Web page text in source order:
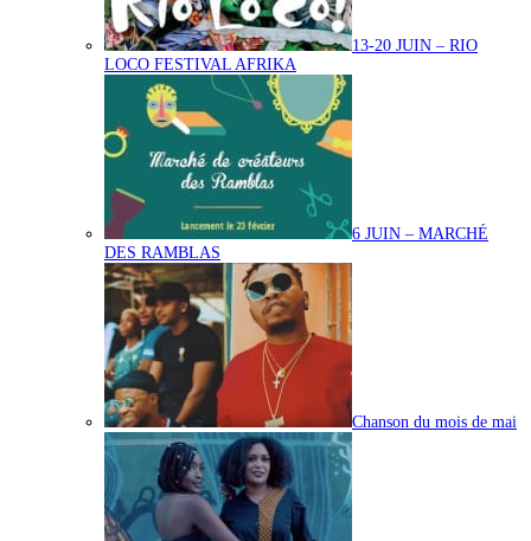
13-20 JUIN – RIO
LOCO FESTIVAL AFRIKA
6 JUIN – MARCHÉ
DES RAMBLAS
Chanson du mois de mai